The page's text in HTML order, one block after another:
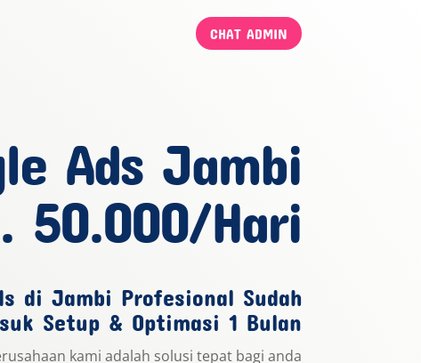
CHAT ADMIN
Ads Jambi
50.000/Hari
di Jambi Profesional Sudah
Setup & Optimasi 1 Bulan
kami adalah solusi tepat bagi anda